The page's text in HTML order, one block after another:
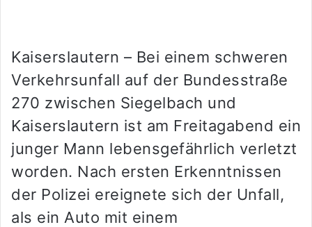
Kaiserslautern – Bei einem schweren
Verkehrsunfall auf der Bundesstraße
270 zwischen Siegelbach und
Kaiserslautern ist am Freitagabend ein
junger Mann lebensgefährlich verletzt
worden. Nach ersten Erkenntnissen
der Polizei ereignete sich der Unfall,
als ein Auto mit einem